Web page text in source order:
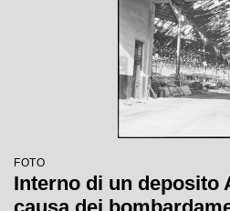
FOTO
Interno di un deposito